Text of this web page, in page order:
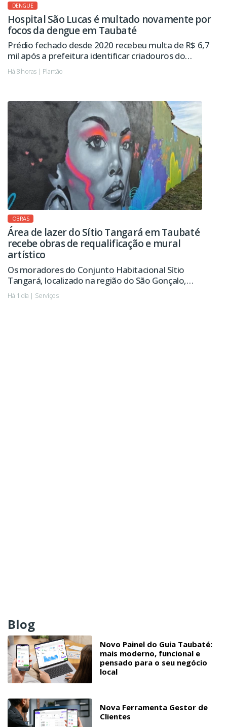
DENGUE
Hospital São Lucas é multado novamente por
focos da dengue em Taubaté
Prédio fechado desde 2020 recebeu multa de R$ 6,7
mil após a prefeitura identificar criadouros do
mosquito da dengue. Imóvel já havia sido autuado
pelo mesmo motivo em 2024.
Há 8 horas | Plantão
OBRAS
Área de lazer do Sítio Tangará em Taubaté
recebe obras de requalificação e mural
artístico
Os moradores do Conjunto Habitacional Sítio
Tangará, localizado na região do São Gonçalo,
passarão a contar em breve com uma área de lazer
revitalizada, com novo playground, pista de
Há 1 dia | Serviços
Blog
Novo Painel do Guia Taubaté:
mais moderno, funcional e
pensado para o seu negócio
local
Nova Ferramenta Gestor de
Clientes